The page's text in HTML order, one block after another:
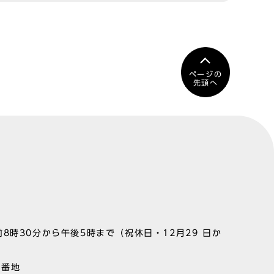
ページの
先頭へ
8時30分から午後5時まで（祝休日・12月29 日か
地